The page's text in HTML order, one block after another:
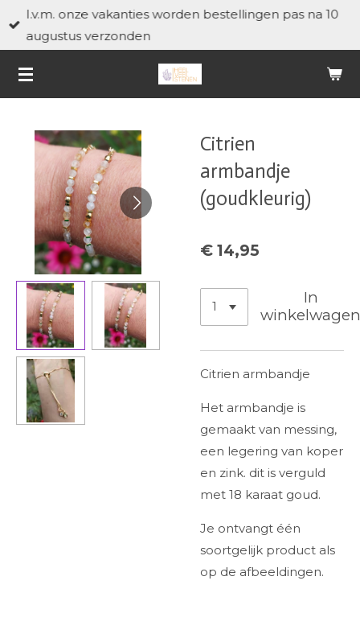
Ga
direct
de
I.v.m. onze vakanties worden bestellingen pas na 10
augustus verzonden
Citrien
armbandje
(goudkleurig)
€ 14,95
In
Citrien armbandje
Het armbandje is
gemaakt van messing,
een legering van koper
en zink. dit is verguld
met 18 karaat goud.
Je ontvangt één
soortgelijk product als
op de afbeeldingen.